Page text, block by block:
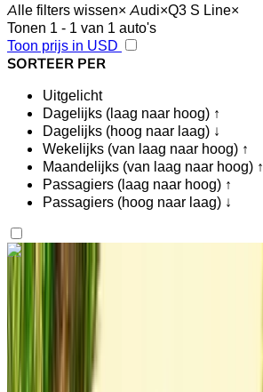
Alle filters wissen× Audi×Q3 S Line×
Tonen 1 - 1 van 1 auto's
Toon prijs in USD
SORTEER PER
Uitgelicht
Dagelijks (laag naar hoog) ↑
Dagelijks (hoog naar laag) ↓
Wekelijks (van laag naar hoog) ↑
Maandelijks (van laag naar hoog) ↑
Passagiers (laag naar hoog) ↑
Passagiers (hoog naar laag) ↓
Vind je het leuk wat je ziet?
Audi Q3 S Line 2023
interieur
Rabat Verkoop Luchthaven, Rabat